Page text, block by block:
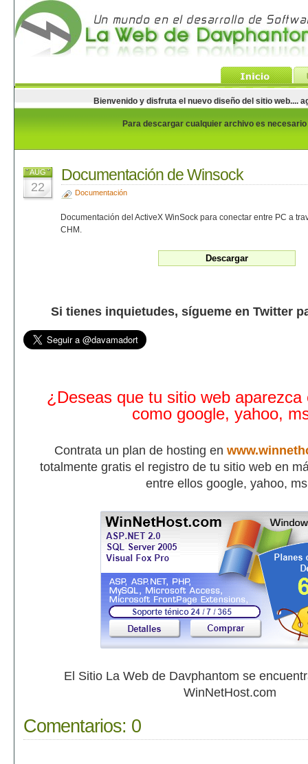
Bienvenido y disfruta el nuevo diseño del sitio web....
Para descargar cualquier archivo es
AUG
22
Documentación de Winsock
Documentación
Documentación del ActiveX WinSock para conectar entre PC a
CHM.
Si tienes inquietudes, sígueme en Twitter
¿Deseas que tu sitio web aparezca
como google, yahoo,
Contrata un plan de hosting en
totalmente gratis el registro de tu sitio web en
entre ellos google, yahoo,
El Sitio La Web de Davphantom se
WinNetHost.com
Comentarios: 0